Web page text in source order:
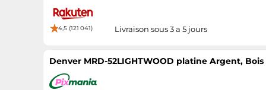
4,5 (121 041) Livraison sous 3 a 5 jours
Denver MRD-52LIGHTWOOD platine Argent, Bois